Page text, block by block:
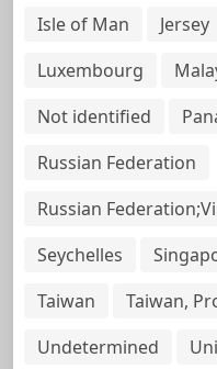
Isle of Man
Jersey
Luxembourg
Not identified
Russian Federation
Russian
Seychelles
Taiwan
Taiwan,
Undetermined